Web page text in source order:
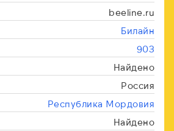
beeline.ru
Билайн
903
Найдено
Россия
Республика Мордовия
Найдено